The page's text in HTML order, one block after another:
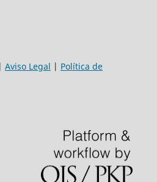
| Aviso Legal | Política de